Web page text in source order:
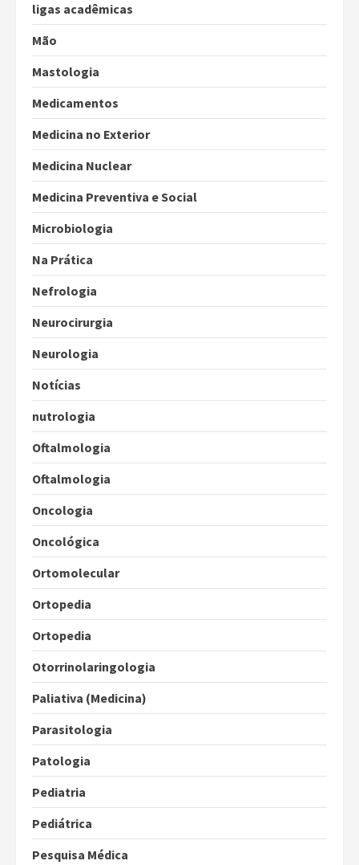
ligas acadêmicas
Mão
Mastologia
Medicamentos
Medicina no Exterior
Medicina Nuclear
Medicina Preventiva e Social
Microbiologia
Na Prática
Nefrologia
Neurocirurgia
Neurologia
Notícias
nutrologia
Oftalmologia
Oftalmologia
Oncologia
Oncológica
Ortomolecular
Ortopedia
Ortopedia
Otorrinolaringologia
Paliativa (Medicina)
Parasitologia
Patologia
Pediatria
Pediátrica
Pesquisa Médica